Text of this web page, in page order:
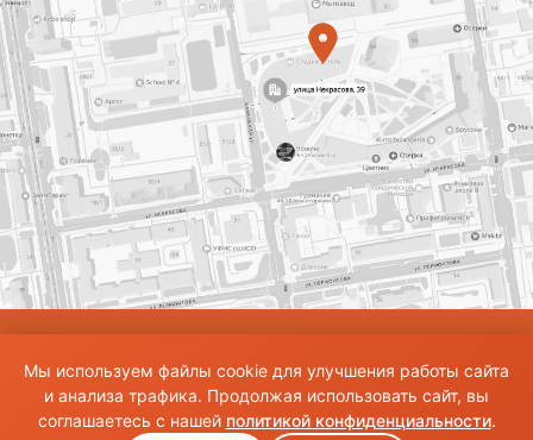
ссылки на источник. Все права на изображения и тексты принадлежат их
авторам.Общие правила и публичная оферта
Мы используем файлы cookie для улучшения работы сайта
и анализа трафика. Продолжая использовать сайт, вы
соглашаетесь с нашей политикой конфиденциальности.